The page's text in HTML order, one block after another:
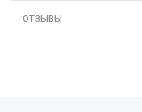
ОТЗЫВЫ